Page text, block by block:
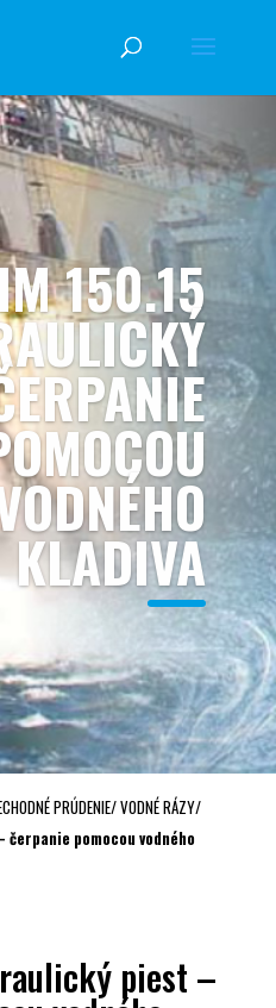
150.15
KLADIVA
PRÚDENIE/VODNÉ RÁZY/
pomocou vodného
piest –